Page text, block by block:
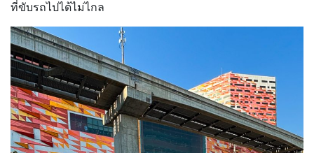
ที่ขับรถไปได้ไม่ไกล